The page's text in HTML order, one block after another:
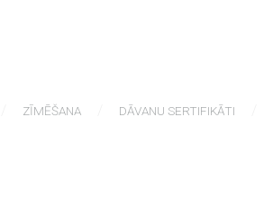
ZĪMĒŠANA DĀVANU SERTIFIKĀTI